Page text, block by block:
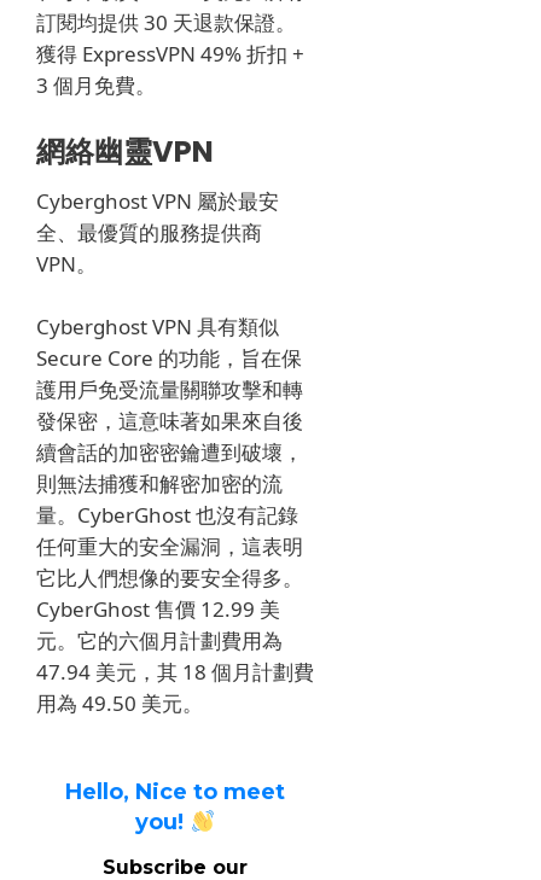
訂閱均提供 30 天退款保證。
獲得 ExpressVPN 49% 折扣 +
3 個月免費。
網絡幽靈VPN
Cyber​​ghost VPN 屬於最安
全、最優質的服務提供商
VPN。
Cyber​​ghostVPN 具有類似
Secure Core 的功能，旨在保
護用戶免受流量關聯攻擊和轉
發保密，這意味著如果來自後
續會話的加密密鑰遭到破壞，
則無法捕獲和解密加密的流
量。 Cyber​​Ghost 也沒有記錄
任何重大的安全漏洞，這表明
它比人們想像的要安全得多。
Cyber​​Ghost 售價 12.99 美
元。 它的六個月計劃費用為
47.94 美元，其 18 個月計劃費
用為 49.50 美元。
Hello, Nice to meet
you!
Subscribe our